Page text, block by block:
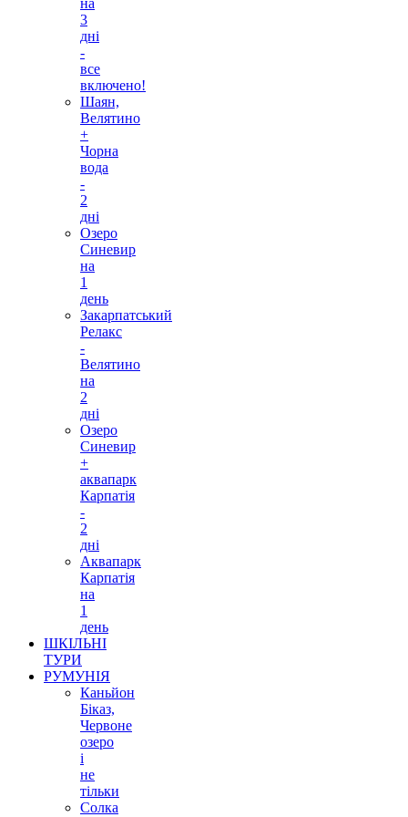
на
3
дні
-
все
включено!
Шаян,
Велятино
+
Чорна
вода
-
2
дні
Озеро
Синевир
на
1
день
Закарпатський
Релакс
-
Велятино
на
2
дні
Озеро
Синевир
+
аквапарк
Карпатія
-
2
дні
Аквапарк
Карпатія
на
1
день
ШКІЛЬНІ
ТУРИ
РУМУНІЯ
Каньйон
Біказ,
Червоне
озеро
і
не
тільки
Солка